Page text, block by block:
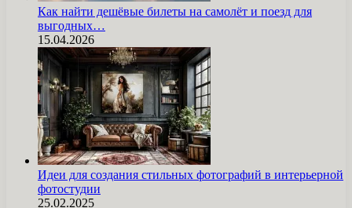
Как найти дешёвые билеты на самолёт и поезд для
выгодных…
15.04.2026
Идеи для создания стильных фотографий в интерьерной
фотостудии
25.02.2025